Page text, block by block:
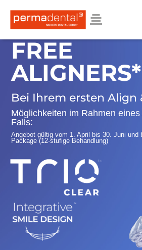
FREE
ALIGNERS*
Bei Ihrem ersten Align
Möglichkeiten im Rahmen
Falls:
Angebot gültig vom 1. April bis 30. Juni
Package (12-stufige Behandlung)